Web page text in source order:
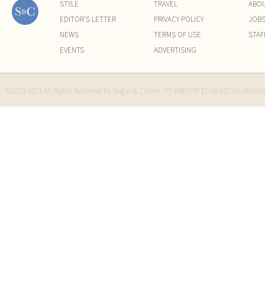
STYLE
EDITOR'S LETTER
NEWS
EVENTS
TRAVEL
PRIVACY POLICY
TERMS OF USE
ADVERTISING
JOBS
©2015-2021 All Rights Reserved by Sugar & Cream. PT KREATIF ELOK MEDIA.